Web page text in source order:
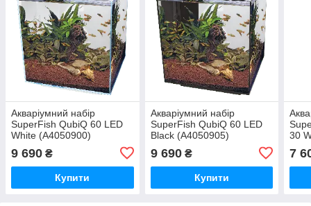
Акваріумний набір
SuperFish QubiQ 60 LED
White (A4050900)
9 690 ₴
Купити
Акваріумний набір
SuperFish QubiQ 60 LED
Black (A4050905)
9 690₴
Купити
30
7